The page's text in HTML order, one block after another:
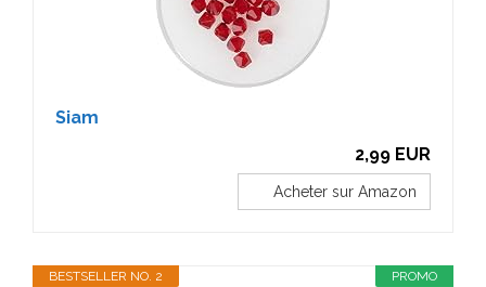
Siam
2,99 EUR
Acheter sur Amazon
PROMO
BESTSELLER NO. 2